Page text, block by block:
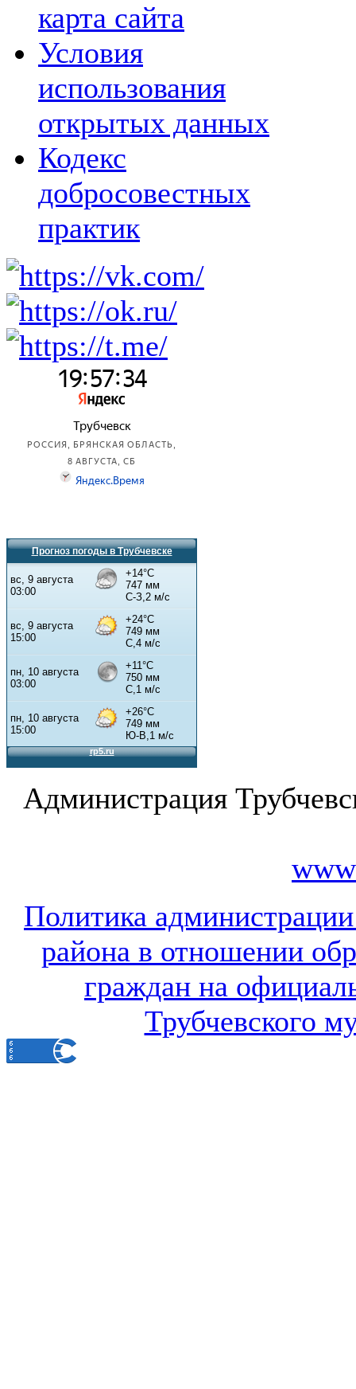
карта сайта
Условия
использования
открытых данных
Кодекс
добросовестных
практик
Прогноз погоды в Трубчевске
Администрация
Политика
района в отношении
граждан на
Трубчевского